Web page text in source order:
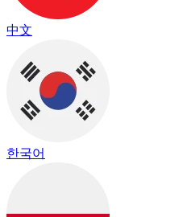
中文
한국어